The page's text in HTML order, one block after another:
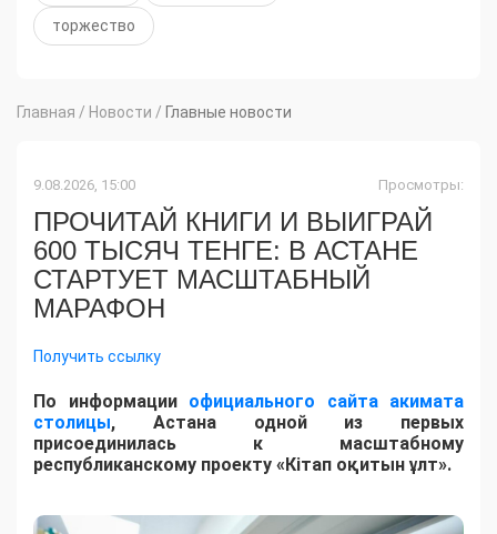
торжество
Главная / Новости / Главные новости
9.08.2026, 15:00 Просмотры:
ПРОЧИТАЙ КНИГИ И ВЫИГРАЙ
600 ТЫСЯЧ ТЕНГЕ: В АСТАНЕ
СТАРТУЕТ МАСШТАБНЫЙ
МАРАФОН
Получить ссылку
По информации официального сайта акимата
столицы, Астана одной из первых
присоединилась к масштабному
республиканскому проекту «Кітап оқитын ұлт».